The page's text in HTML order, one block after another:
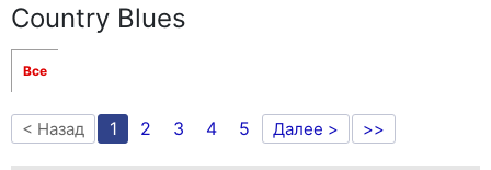
Country Blues
Все
< Назад 1 2 3 4 5 Далее > >>